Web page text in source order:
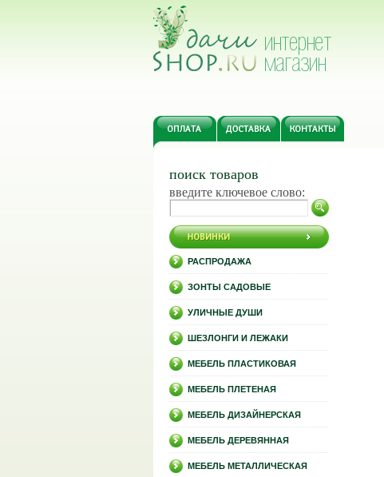
поиск товаров
введите ключевое слово:
РАСПРОДАЖА
ЗОНТЫ САДОВЫЕ
УЛИЧНЫЕ ДУШИ
ШЕЗЛОНГИ И ЛЕЖАКИ
МЕБЕЛЬ ПЛАСТИКОВАЯ
МЕБЕЛЬ ПЛЕТЕНАЯ
МЕБЕЛЬ ДИЗАЙНЕРСКАЯ
МЕБЕЛЬ ДЕРЕВЯННАЯ
МЕБЕЛЬ МЕТАЛЛИЧЕСКАЯ